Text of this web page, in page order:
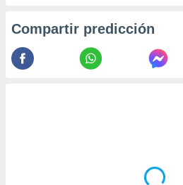
Compartir predicción